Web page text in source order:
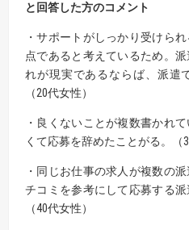
と回答した方のコメント
・サポートがしっかり受けら
点であると考えているため。
れが現実であるならば、派遣
（20代女性）
・良くないことが複数書かれ
くて応募を辞めたことがる。（
・同じお仕事の求人が複数の
チコミを参考にして応募する派
（40代女性）